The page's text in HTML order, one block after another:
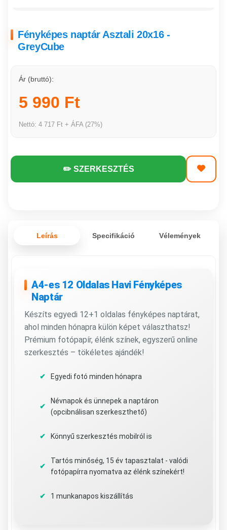
Fényképes naptár Asztali 20x16 -
GreyCube
Ár (bruttó):
5 990 Ft
Nettó: 4 717 Ft + ÁFA (27%)
✏️ SZERKESZTÉS
Leírás Specifikáció Vélemények
A4-es 12 Oldalas Havi Fényképes
Naptár
Készíts egyedi 12+1 oldalas fényképes naptárat,
ahol minden hónapra külön képet választhatsz!
Prémium fotópapír, élénk színek, egyszerű online
szerkesztés – tökéletes ajándék!
Egyedi fotó minden hónapra
Névnapok és ünnepek a naptáron
(opcibnálisan szerkeszthető)
Könnyű szerkesztés mobilról is
Tartós minőség, 15 év tapasztalat - valódi
fotópapírra nyomatva az élénk színekért!
1 munkanapos kiszállítás